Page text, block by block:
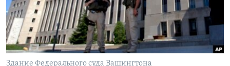
Learning English
СОЦИАЛЬНЫЕ СЕТИ
Здание Федерального суда Вашингтона